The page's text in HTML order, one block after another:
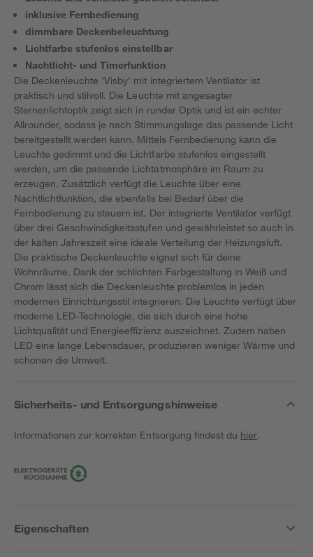
inklusive Fernbedienung
dimmbare Deckenbeleuchtung
Lichtfarbe stufenlos einstellbar
Nachtlicht- und Timerfunktion
Die Deckenleuchte 'Visby' mit integriertem Ventilator ist
praktisch und stilvoll. Die Leuchte mit angesagter
Sternenlichtoptik zeigt sich in runder Optik und ist ein echter
Allrounder, sodass je nach Stimmungslage das passende Licht
bereitgestellt werden kann. Mittels Fernbedienung kann die
Leuchte gedimmt und die Lichtfarbe stufenlos eingestellt
werden, um die passende Lichtatmosphäre im Raum zu
erzeugen. Zusätzlich verfügt die Leuchte über eine
Nachtlichtfunktion, die ebenfalls bei Bedarf über die
Fernbedienung zu steuern ist. Der integrierte Ventilator verfügt
über drei Geschwindigkeitsstufen und gewährleistet so auch in
der kalten Jahreszeit eine ideale Verteilung der Heizungsluft.
Die praktische Deckenleuchte eignet sich für deine
Wohnräume. Dank der schlichten Farbgestaltung in Weiß und
Chrom lässt sich die Deckenleuchte problemlos in jeden
modernen Einrichtungsstil integrieren. Die Leuchte verfügt über
moderne LED-Technologie, die sich durch eine hohe
Lichtqualität und Energieeffizienz auszeichnet. Zudem haben
LED eine lange Lebensdauer, produzieren weniger Wärme und
schonen die Umwelt.
Sicherheits- und Entsorgungshinweise
Informationen zur korrekten Entsorgung findest du hier.
Eigenschaften